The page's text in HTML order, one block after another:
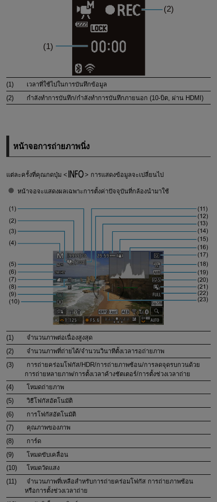
(1)
เวลาที่ใช้ไปในการบันทึกข้อมูล
(2)
กำลังทำการบันทึก/กำลังทำการบันทึกภายนอก (10-บิต, ผ่าน HDMI)
หน้าจอการถ่ายภาพนิ่ง
แต่ละครั้งที่คุณกดปุ่ม การแสดงข้อมูลจะเปลี่ยนไป
หน้าจอจะแสดงผลเฉพาะการตั้งค่าปัจจุบันที่กล้องนำมาใช้
(1)
จำนวนภาพต่อเนื่องสูงสุด
(2)
จำนวนภาพที่ถ่ายได้/จำนวนวินาทีตั้งเวลารอถ่ายภาพ
(3)
การถ่ายคร่อมโฟกัส/HDR/การถ่ายภาพซ้อน/การลดจุดรบกวนด้วย
การถ่ายหลายภาพ/การตั้งเวลาค้างชัตเตอร์/การตั้งช่วงเวลาถ่าย
(4)
โหมดถ่ายภาพ
(5)
วิธีโฟกัสอัตโนมัติ
(6)
การโฟกัสอัตโนมัติ
(7)
คุณภาพของภาพ
(8)
การ์ด
(9)
โหมดขับเคลื่อน
(10)
โหมดวัดแสง
(11)
จำนวนภาพที่เหลือสำหรับการถ่ายคร่อมโฟกัส การถ่ายภาพซ้อน
หรือการตั้งช่วงเวลาถ่าย